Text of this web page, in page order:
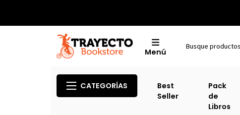
Menú
CATEGORÍAS
Best
Seller
Pack
de
Libros